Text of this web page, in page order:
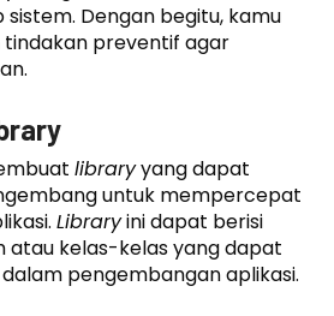
Dengan begitu, kamu
preventif agar
libraryyang dapat
untuk mempercepat
Libraryini dapat berisi
atau kelas-kelas yang dapat
pengembangan aplikasi.